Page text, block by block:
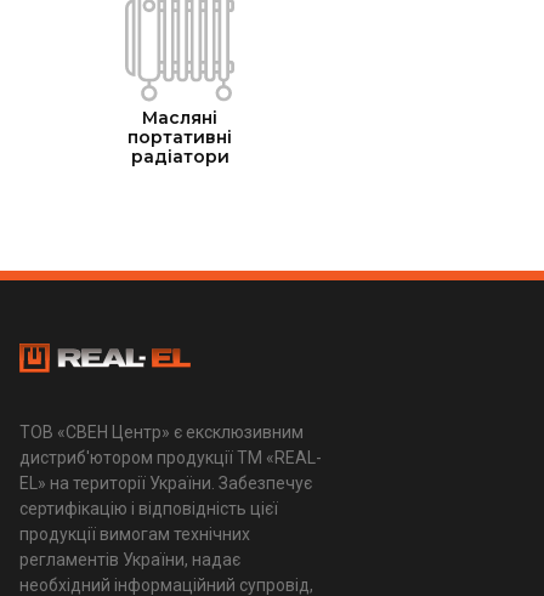
Масляні
портативні
радіатори
ТОВ «СВЕН Центр» є ексклюзивним
дистриб'ютором продукції ТМ «REAL-
EL» на території України. Забезпечує
сертифікацію і відповідність цієї
продукції вимогам технічних
регламентів України, надає
необхідний інформаційний супровід,